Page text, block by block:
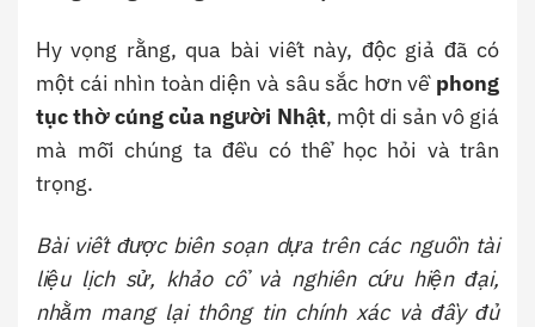
Hy vọng rằng, qua bài viết này, độc giả đã có
một cái nhìn toàn diện và sâu sắc hơn về phong
tục thờ cúng của người Nhật, một di sản vô giá
mà mỗi chúng ta đều có thể học hỏi và trân
trọng.
Bài viết được biên soạn dựa trên các nguồn tài
liệu lịch sử, khảo cổ và nghiên cứu hiện đại,
nhằm mang lại thông tin chính xác và đầy đủ